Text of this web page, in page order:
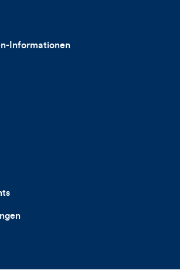
Informationen